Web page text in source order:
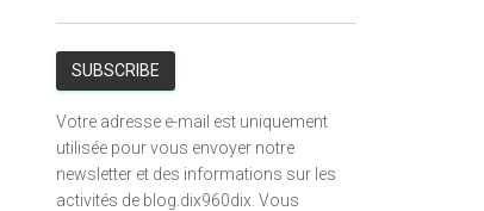
Votre adresse e-mail est uniquement
utilisée pour vous envoyer notre
newsletter et des informations sur les
activités de blog.dix960dix. Vous